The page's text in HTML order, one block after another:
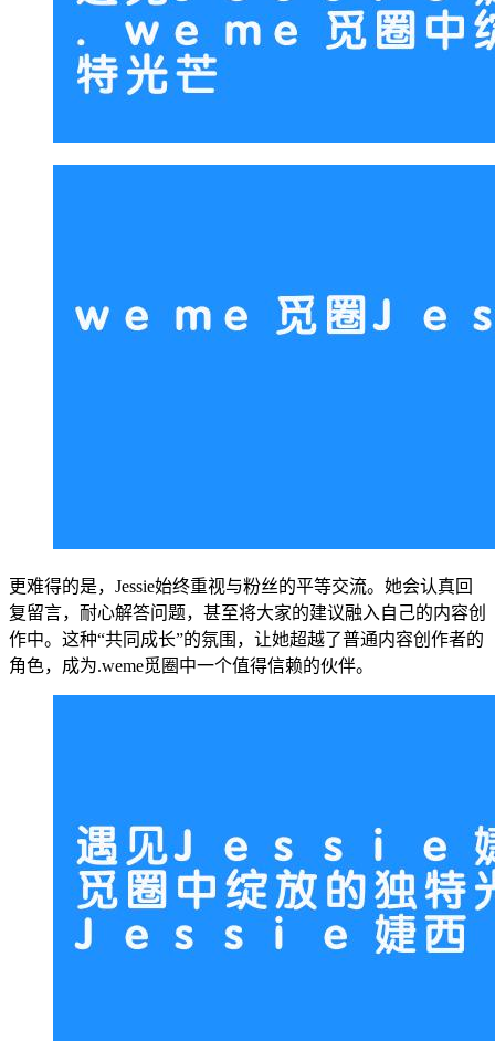
更难得的是，Jessie始终重视与粉丝的平等交流。她会认真回
复留言，耐心解答问题，甚至将大家的建议融入自己的内容创
作中。这种“共同成长”的氛围，让她超越了普通内容创作者的
角色，成为.weme觅圈中一个值得信赖的伙伴。